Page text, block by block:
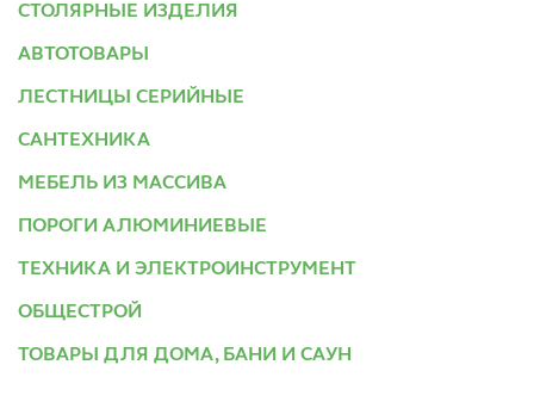
СТОЛЯРНЫЕ ИЗДЕЛИЯ
АВТОТОВАРЫ
ЛЕСТНИЦЫ СЕРИЙНЫЕ
САНТЕХНИКА
МЕБЕЛЬ ИЗ МАССИВА
ПОРОГИ АЛЮМИНИЕВЫЕ
ТЕХНИКА И ЭЛЕКТРОИНСТРУМЕНТ
ОБЩЕСТРОЙ
ТОВАРЫ ДЛЯ ДОМА, БАНИ И САУН